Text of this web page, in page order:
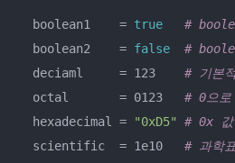
  boolean1    =
true
#
  boolean2    =
false
#
  deciaml     = 123
# 기본
  octal       = 0123
# 0으로
  hexadecimal =
"0xD5"
# 0x 값
  scientific  = 1e10
# 과학